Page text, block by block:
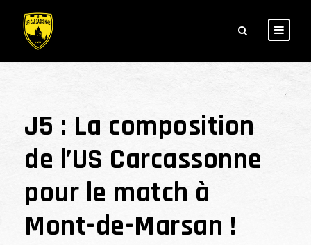
J5 : La composition
de l’US Carcassonne
pour le match à
Mont-de-Marsan !